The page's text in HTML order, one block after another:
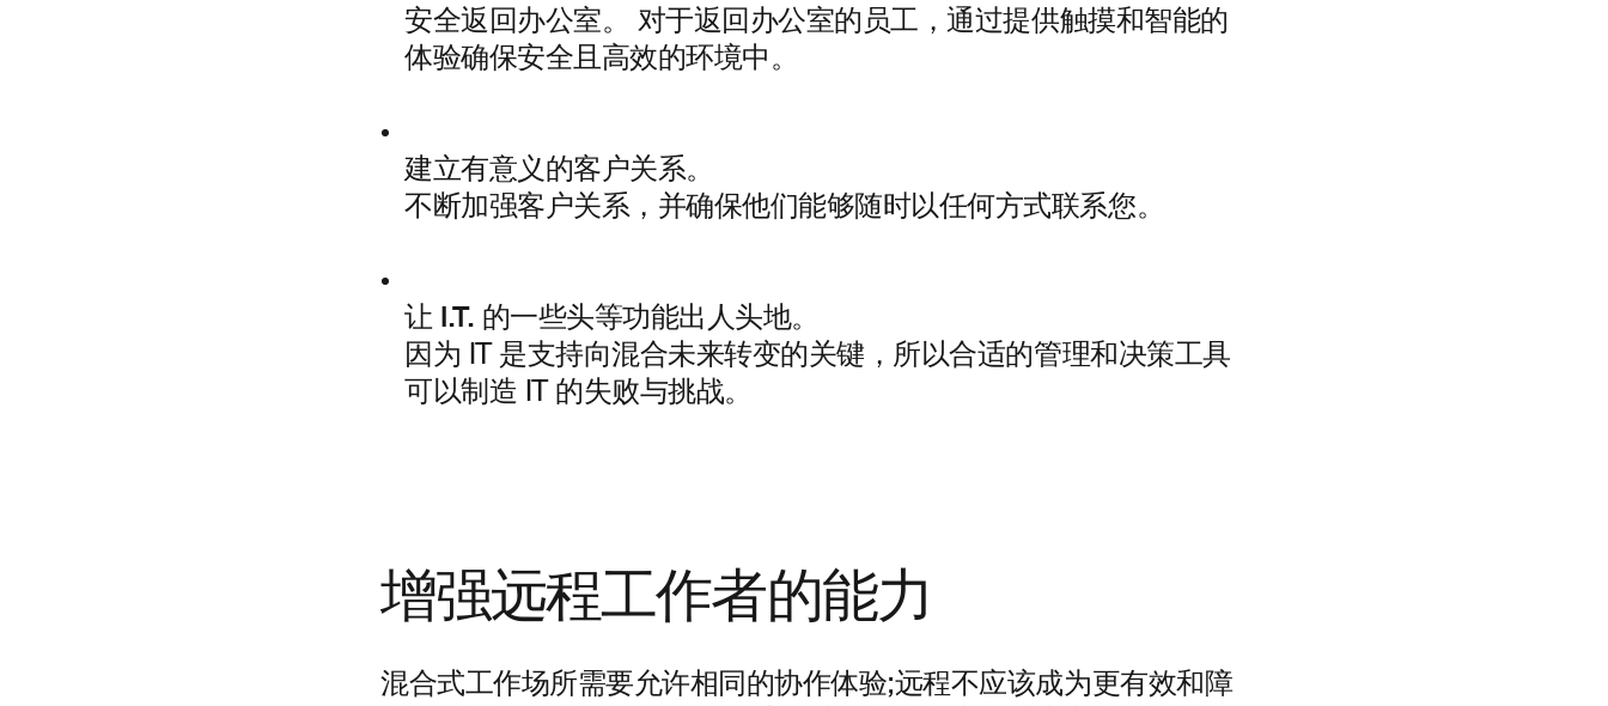
安全返回办公室。
对于返回办公室的员工，通过提供触摸和智能的
体验确保安全且高效的环境中。
建立有意义的客户关系。
不断加强客户关系，并确保他们能够随时以任何方式联系您。
让 I.T. 的一些头等功能出人头地。
因为 IT 是支持向混合未来转变的关键，所以合适的管理和决策工具
可以制造 IT 的失败与挑战。
增强远程工作者的能力
混合式工作场所需要允许相同的协作体验;远程不应该成为更有效和障